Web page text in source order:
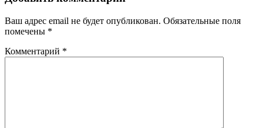
Ваш адрес email не будет опубликован. Обязательные поля
помечены *
Комментарий *